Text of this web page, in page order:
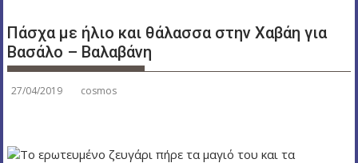
Πάσχα με ήλιο και θάλασσα στην Χαβάη για
Βασάλο – Βαλαβάνη
27/04/2019 cosmos
Το ερωτευμένο ζευγάρι πήρε τα μαγιό του και τα